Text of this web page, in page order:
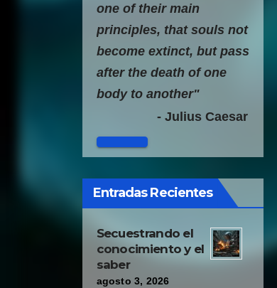
one of their main
principles, that souls not
become extinct, but pass
after the death of one
body to another"
- Julius Caesar
Entradas Recientes
Secuestrando el
conocimiento y el
saber
agosto 3, 2026